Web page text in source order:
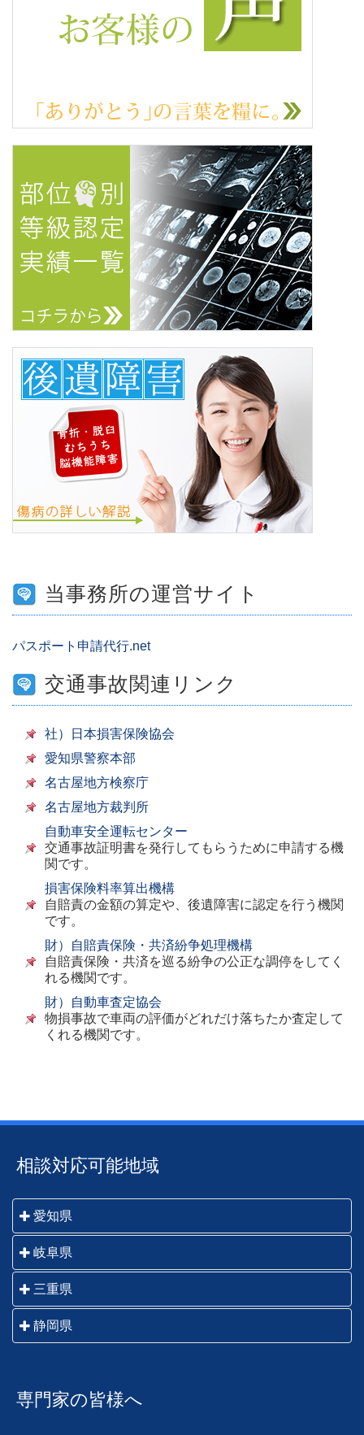
当事務所の運営サイト
パスポート申請代行.net
交通事故関連リンク
社）日本損害保険協会
愛知県警察本部
名古屋地方検察庁
名古屋地方裁判所
自動車安全運転センター
交通事故証明書を発行してもらうために申請する機
関です。
損害保険料率算出機構
自賠責の金額の算定や、後遺障害に認定を行う機関
です。
財）自賠責保険・共済紛争処理機構
自賠責保険・共済を巡る紛争の公正な調停をしてく
れる機関です。
財）自動車査定協会
物損事故で車両の評価がどれだけ落ちたか査定して
くれる機関です。
相談対応可能地域
愛知県
名古屋市・一宮市・瀬戸市・春日井市・犬山市・江南
市・小牧市・稲沢市・尾張旭市・岩倉市・豊明市・日
進市・清須市・北名古屋市・長久手市・津島市・愛西
市・弥富市・あま市・半田市・常滑市・東海市・大府
市・知多市・岡崎市・碧南市・刈谷市・豊田市・安城
岐阜県
岐阜市・羽島市・各務原市・山県市・瑞穂市・本巣
市・大垣市・海津市・関市・美濃市・美濃加茂市・可
児市・郡上市・多治見市・中津川市・瑞浪市・恵那
三重県
桑名市・いなべ市・四日市市・鈴鹿市・亀山市・津
市・松阪市・伊勢市・鳥羽市・志摩市・伊賀市・名張
静岡県
磐田市・森町・浜松市・湖西市
専門家の皆様へ